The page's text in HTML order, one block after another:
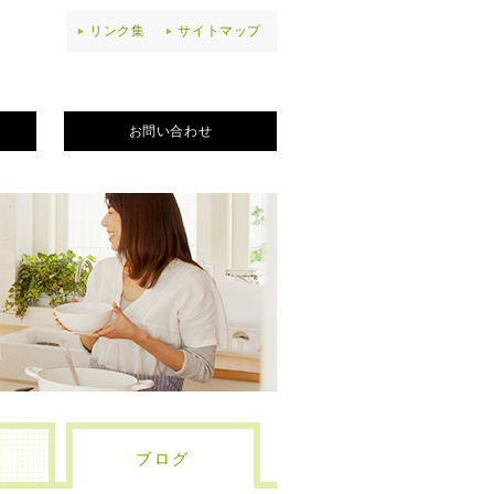
リンク集 サイトマップ
お問い合わせ
ブログ